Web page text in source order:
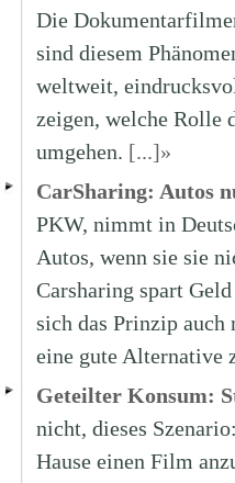
Die
sind diesem
weltweit,
zeigen, welche Rolle
umgehen. [...]»
CarSharing: Autos
PKW, nimmt in
Autos, wenn sie sie
Carsharing spart
sich das Prinzip auch
eine gute Alternative
Geteilter Konsum:
nicht, dieses
Hause einen Film